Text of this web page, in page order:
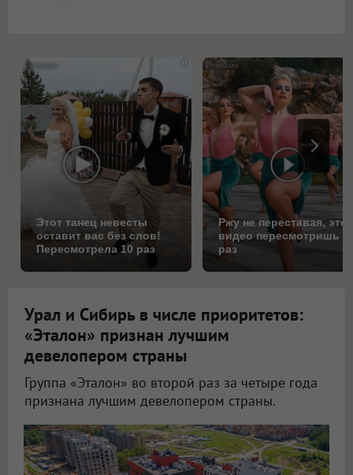
i
Этот танец невесты
оставит вас без слов!
Пересмотрела 10 раз
Ржу не переставая, это
видео пересмотришь
раз
Урал и Сибирь в числе приоритетов:
«Эталон» признан лучшим
девелопером страны
Группа «Эталон» во второй раз за четыре года
признана лучшим девелопером страны.